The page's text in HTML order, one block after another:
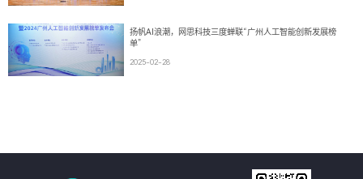
扬帆AI浪潮，网思科技三度蝉联“广州人工智能创新发展榜
单”
2025-02-28